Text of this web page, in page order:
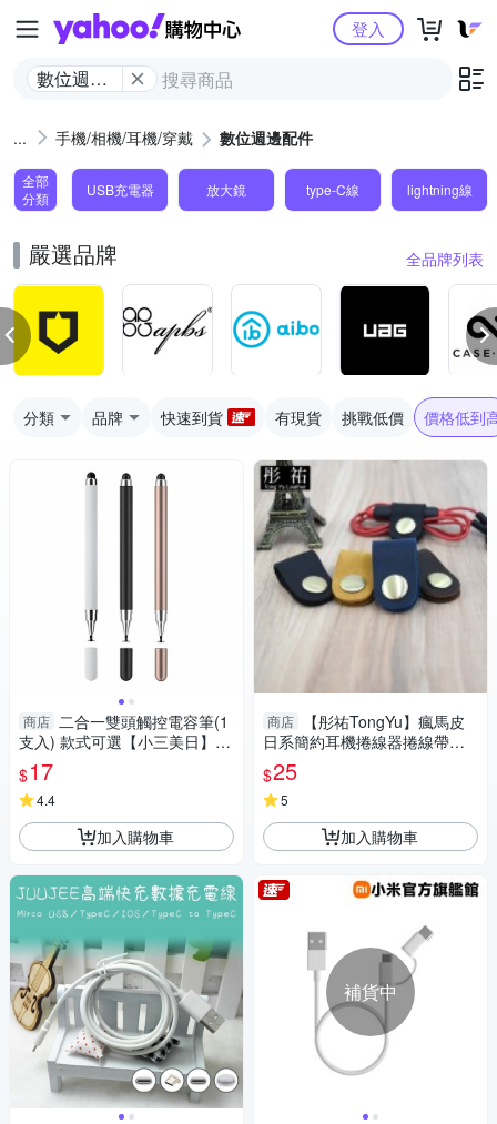
Yahoo購物中心
數位週邊
登入
手機/相機/耳機/穿戴 數位週邊配件
全部
分類
USB充電器 放大鏡 type-C線 lightning線
嚴選品牌 全品牌列表
分類 品牌 快速到貨 有現貨 挑戰低價 價格低到
商店 二合一雙頭觸控電容筆(1
支入) 款式可選【小三美日】D
S014881 文具
$17
4.4
加入購物車
商店
【彤祐TongYu】瘋馬皮
日系簡約耳機捲線器捲線帶捲
線收納帶
$25
5
加入購物車
補貨中